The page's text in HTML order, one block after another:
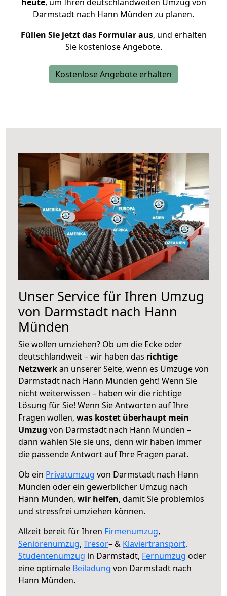
Darmstadt nach Hann Münden zu planen.
Füllen Sie jetzt das Formular aus, und erhalten
Sie kostenlose Angebote.
Kostenlose Angebote erhalten
Unser Service für Ihren Umzug
von Darmstadt nach Hann
Münden
Sie wollen umziehen? Ob um die Ecke oder
deutschlandweit – wir haben das richtige
Netzwerkan unserer Seite, wenn es Umzüge von
Darmstadt nach Hann Münden geht! Wenn Sie
nicht weiterwissen – haben wir die richtige
Lösung für Sie! Wenn Sie Antworten auf Ihre
Fragen wollen, was kostet überhaupt mein
Umzug von Darmstadt nach Hann Münden –
dann wählen Sie sie uns, denn wir haben immer
die passende Antwort auf Ihre Fragen parat.
Ob ein Privatumzug von Darmstadt nach Hann
Münden oder ein gewerblicher Umzug nach
Hann Münden, wir helfen, damit Sie problemlos
und stressfrei umziehen können.
Allzeit bereit für Ihren Firmenumzug,
Seniorenumzug, Tresor– & Klaviertransport,
Studentenumzug in Darmstadt, Fernumzug oder
eine optimale Beiladung von Darmstadt nach
Hann Münden.